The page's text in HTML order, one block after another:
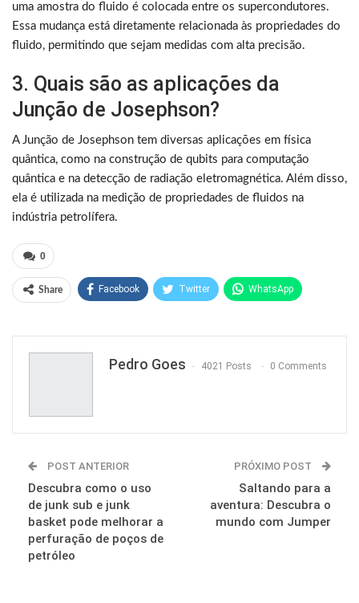
uma amostra do fluido é colocada entre os supercondutores.
Essa mudança está diretamente relacionada às propriedades do
fluido, permitindo que sejam medidas com alta precisão.
3. Quais são as aplicações da
Junção de Josephson?
A Junção de Josephson tem diversas aplicações em física
quântica, como na construção de qubits para computação
quântica e na detecção de radiação eletromagnética. Além disso,
ela é utilizada na medição de propriedades de fluidos na
indústria petrolífera.
0
Share Facebook Twitter WhatsApp
Pedro Goes 4021 Posts 0 Comments
POST ANTERIOR
Descubra como o uso
de junk sub e junk
basket pode melhorar a
perfuração de poços de
petróleo
PRÓXIMO POST
Saltando para a
aventura: Descubra o
mundo com Jumper